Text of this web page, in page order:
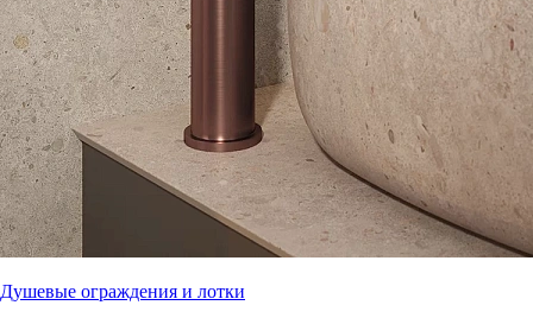
Душевые ограждения и лотки